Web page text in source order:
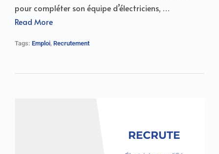
pour compléter son équipe d’électriciens, …
Read More
Tags: Emploi, Recrutement